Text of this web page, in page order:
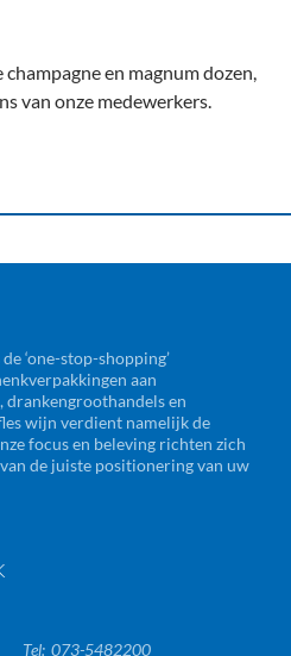
en magnum dozen,
van onze medewerkers.
‘one-stop-shopping’
aan
en
wijn verdient namelijk de
focus en beleving richten zich
de juiste positionering van uw
073-5482200